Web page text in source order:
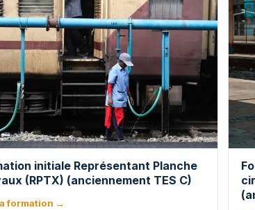
initiale Représentant Planche
(RPTX) (anciennement TES C)
formation →